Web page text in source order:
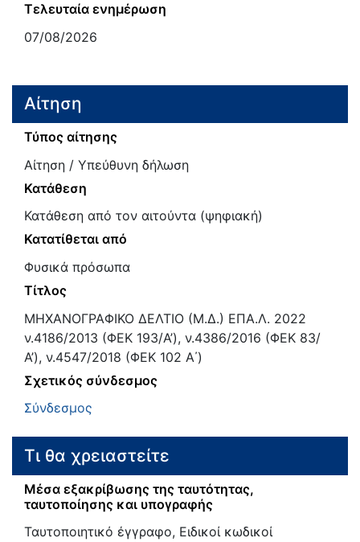
Τελευταία ενημέρωση
07/08/2026
Αίτηση
Τύπος αίτησης
Αίτηση / Υπεύθυνη δήλωση
Κατάθεση
Κατάθεση από τον αιτούντα (ψηφιακή)
Κατατίθεται από
Φυσικά πρόσωπα
Τίτλος
ΜΗΧΑΝΟΓΡΑΦΙΚΟ ΔΕΛΤΙΟ (Μ.Δ.) ΕΠΑ.Λ. 2022
ν.4186/2013 (ΦΕΚ 193/Α’), ν.4386/2016 (ΦΕΚ 83/
Α’), ν.4547/2018 (ΦΕΚ 102 Α΄)
Σχετικός σύνδεσμος
Σύνδεσμος
Τι θα χρειαστείτε
Μέσα εξακρίβωσης της ταυτότητας,
ταυτοποίησης και υπογραφής
Ταυτοποιητικό έγγραφο, Ειδικοί κωδικοί